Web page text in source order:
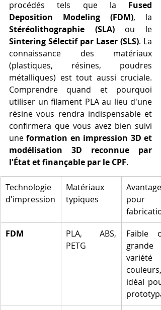
procédés tels que la Fused
Deposition Modeling (FDM)
Stéréolithographie (SLA)
Sintering Sélectif par Laser (SLS). La
connaissance des matériaux
(plastiques, résines, poudres
métalliques) est tout aussi cruciale.
Comprendre quand et pourquoi
utiliser un filament PLA au lieu d'une
résine vous rendra indispensable et
confirmera que vous avez bien suivi
une formation en impression 3D et
modélisation 3D reconnue par
l'État et finançable par le CPF.
Technologie
d'impression
Matériaux
typiques
Avantages
pour
FDM
PLA, ABS,
PETG
Faible
grande
variété
couleurs,
idéal